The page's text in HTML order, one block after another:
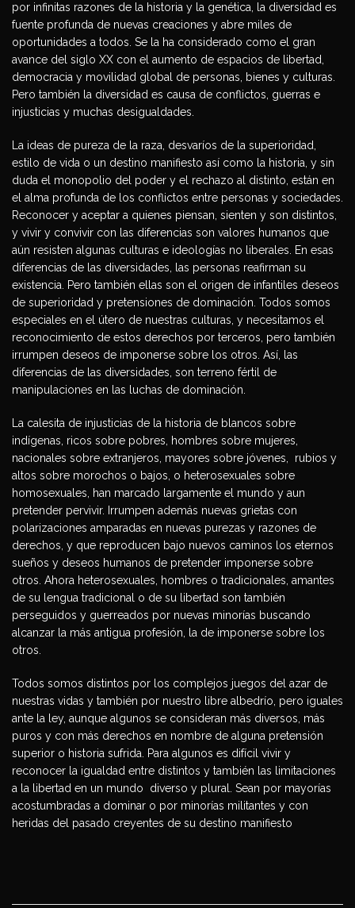
por infinitas razones de la historia y la genética, la diversidad es
fuente profunda de nuevas creaciones y abre miles de
oportunidades a todos. Se la ha considerado como el gran
avance del siglo XX con el aumento de espacios de libertad,
democracia y movilidad global de personas, bienes y culturas.
Pero también la diversidad es causa de conflictos, guerras e
injusticias y muchas desigualdades.
La ideas de pureza de la raza, desvaríos de la superioridad,
estilo de vida o un destino manifiesto así como la historia, y sin
duda el monopolio del poder y el rechazo al distinto, están en
el alma profunda de los conflictos entre personas y sociedades.
Reconocer y aceptar a quienes piensan, sienten y son distintos,
y vivir y convivir con las diferencias son valores humanos que
aún resisten algunas culturas e ideologías no liberales. En esas
diferencias de las diversidades, las personas reafirman su
existencia. Pero también ellas son el origen de infantiles deseos
de superioridad y pretensiones de dominación. Todos somos
especiales en el útero de nuestras culturas, y necesitamos el
reconocimiento de estos derechos por terceros, pero también
irrumpen deseos de imponerse sobre los otros. Así, las
diferencias de las diversidades, son terreno fértil de
manipulaciones en las luchas de dominación.
La calesita de injusticias de la historia de blancos sobre
indígenas, ricos sobre pobres, hombres sobre mujeres,
nacionales sobre extranjeros, mayores sobre jóvenes, rubios y
altos sobre morochos o bajos, o heterosexuales sobre
homosexuales, han marcado largamente el mundo y aun
pretender pervivir. Irrumpen además nuevas grietas con
polarizaciones amparadas en nuevas purezas y razones de
derechos, y que reproducen bajo nuevos caminos los eternos
sueños y deseos humanos de pretender imponerse sobre
otros. Ahora heterosexuales, hombres o tradicionales, amantes
de su lengua tradicional o de su libertad son también
perseguidos y guerreados por nuevas minorías buscando
alcanzar la más antigua profesión, la de imponerse sobre los
otros.
Todos somos distintos por los complejos juegos del azar de
nuestras vidas y también por nuestro libre albedrío, pero iguales
ante la ley, aunque algunos se consideran más diversos, más
puros y con más derechos en nombre de alguna pretensión
superior o historia sufrida. Para algunos es difícil vivir y
reconocer la igualdad entre distintos y también las limitaciones
a la libertad en un mundo diverso y plural. Sean por mayorías
acostumbradas a dominar o por minorías militantes y con
heridas del pasado creyentes de su destino manifiesto